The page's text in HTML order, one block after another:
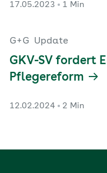
17.05.2023 1 Min
G+G Update
GKV-SV fordert
Pflegereform
12.02.2024 2 Min